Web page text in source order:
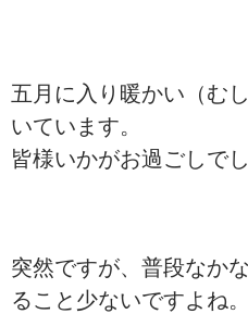
五月に入り暖かい（む
いています。
皆様いかがお過ごしでし
突然ですが、普段なか
ること少ないですよね。